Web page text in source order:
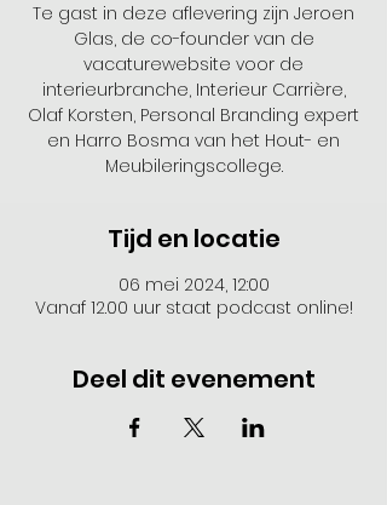
Te gast in deze aflevering zijn Jeroen
Glas, de co-founder van de
vacaturewebsite voor de
interieurbranche, Interieur Carrière,
Olaf Korsten, Personal Branding expert
en Harro Bosma van het Hout- en
Meubileringscollege.
Tijd en locatie
06 mei 2024, 12:00
Vanaf 12.00 uur staat podcast online!
Deel dit evenement